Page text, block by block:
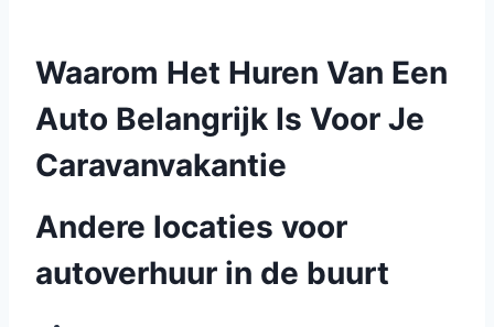
Waarom Het Huren Van Een
Auto Belangrijk Is Voor Je
Caravanvakantie
Andere locaties voor
autoverhuur in de buurt